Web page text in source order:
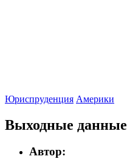
Юриспруденция Америки
Выходные данные
Автор: